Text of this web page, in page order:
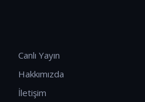
Canlı Yayın
Hakkımızda
İletişim